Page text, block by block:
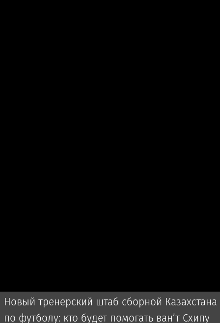
Новый тренерский штаб сборной Казахстана
по футболу: кто будет помогать ван’т Схипу